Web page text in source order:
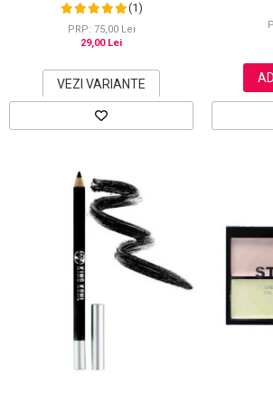
Aspect de Sprancene Pline
(1)
PRP: 75,00 Lei
29,00 Lei
VEZI VARIANTE